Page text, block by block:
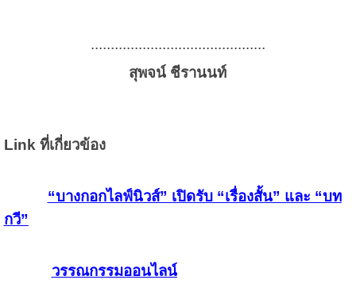
............................................
สุพจน์ ชีรานนท์
Link ที่เกี่ยวข้อง
“บางกอกไลฟ์นิวส์” เปิดรับ “เรื่องสั้น” และ “บท
กวี”
วรรณกรรมออนไลน์